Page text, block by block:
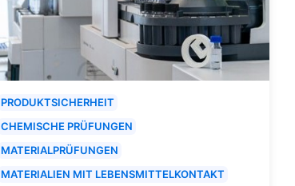
PRODUKTSICHERHEIT
CHEMISCHE PRÜFUNGEN
MATERIALPRÜFUNGEN
MATERIALIEN MIT LEBENSMITTELKONTAKT